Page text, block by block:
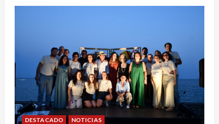
a
a
s
DESTACADO NOTICIAS